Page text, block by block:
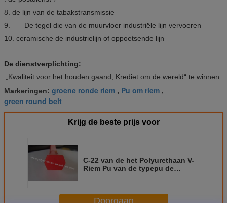
8. de lijn van de tabakstransmissie
9. De tegel die van de muurvloer industriële lijn vervoeren
10. ceramische de industrielijn of oppoetsende lijn
De dienstverplichting:
„Kwaliteit voor het houden gaand, Krediet om de wereld“ te winnen
Markeringen: groene ronde riem , Pu om riem ,
green round belt
Krijg de beste prijs voor
C-22 van de het Polyurethaan V-
Riem Pu van de typepu de